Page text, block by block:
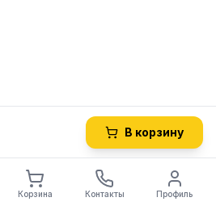
В корзину
Корзина Контакты Профиль